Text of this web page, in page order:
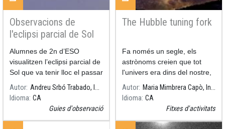
Observacions de
l'eclipsi parcial de Sol
Alumnes de 2n d’ESO
visualitzen l’eclipsi parcial de
Sol que va tenir lloc el passar
25 d’octubre de 2022.
Autor
Andreu Srbó Trabado, INS Lladonosa
Idioma CA
Guies d'observació
The Hubble tuning fork
Fa només un segle, els
astrònoms creien que tot
l'univers era dins del nostre,
la Via làctia.
Autor
Maria Mimbrera Capò, Institut Guindàvols
Idioma CA
Fitxes d'activitats